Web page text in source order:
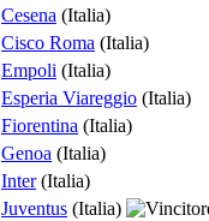
Cesena (Italia)
Cisco Roma (Italia)
Empoli (Italia)
Esperia Viareggio (Italia)
Fiorentina (Italia)
Genoa (Italia)
Inter(Italia)
Juventus (Italia)